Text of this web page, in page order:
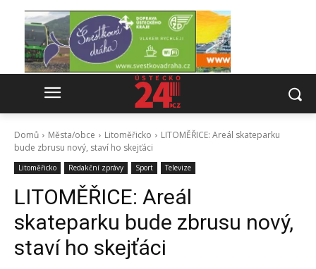
Domů Města/obce Litoměřicko
LITOMĚŘICE: Areál skateparku
bude zbrusu nový, staví ho skejťáci
Litoměřicko Redakční zprávy Sport Televize
LITOMĚŘICE: Areál
skateparku bude zbrusu nový,
staví ho skejťáci